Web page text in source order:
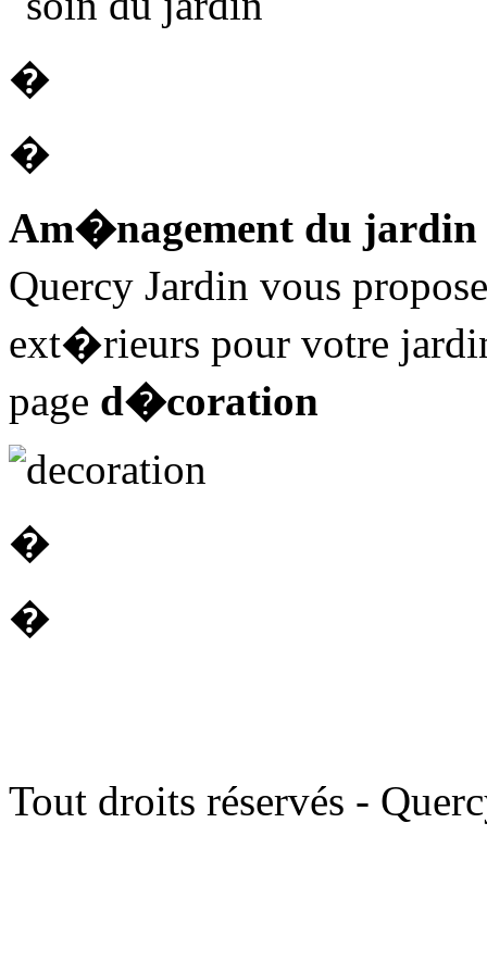
�
�
Am�nagement du jardin
Quercy Jardin vous
ext�rieurs pour votre
page d�coration
�
�
Tout droits réservés -